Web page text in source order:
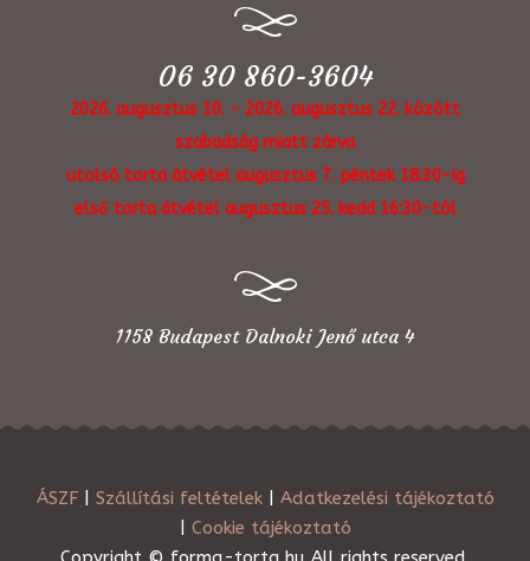
06 30 860-3604
2026. augusztus 10. - 2026. augusztus 22. között
szabadság miatt zárva
utolsó torta átvétel augusztus 7. péntek 18:30-ig
első torta átvétel augusztus 25. kedd 16:30-tól
1158 Budapest Dalnoki Jenő utca 4
ÁSZF| Szállítási feltételek| Adatkezelési tájékoztató
Cookie tájékoztató